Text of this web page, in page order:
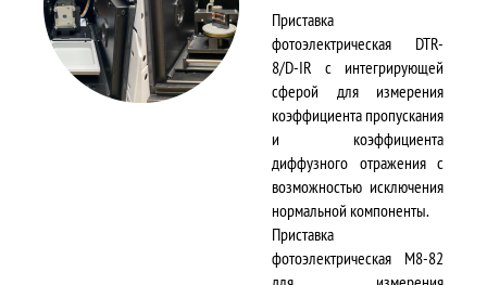
Приставка
фотоэлектрическая DTR-
8/D-IR с интегрирующей
сферой для измерения
коэффициента пропускания
и коэффициента
диффузного отражения с
возможностью исключения
нормальной компоненты.
Приставка
фотоэлектрическая М8-82